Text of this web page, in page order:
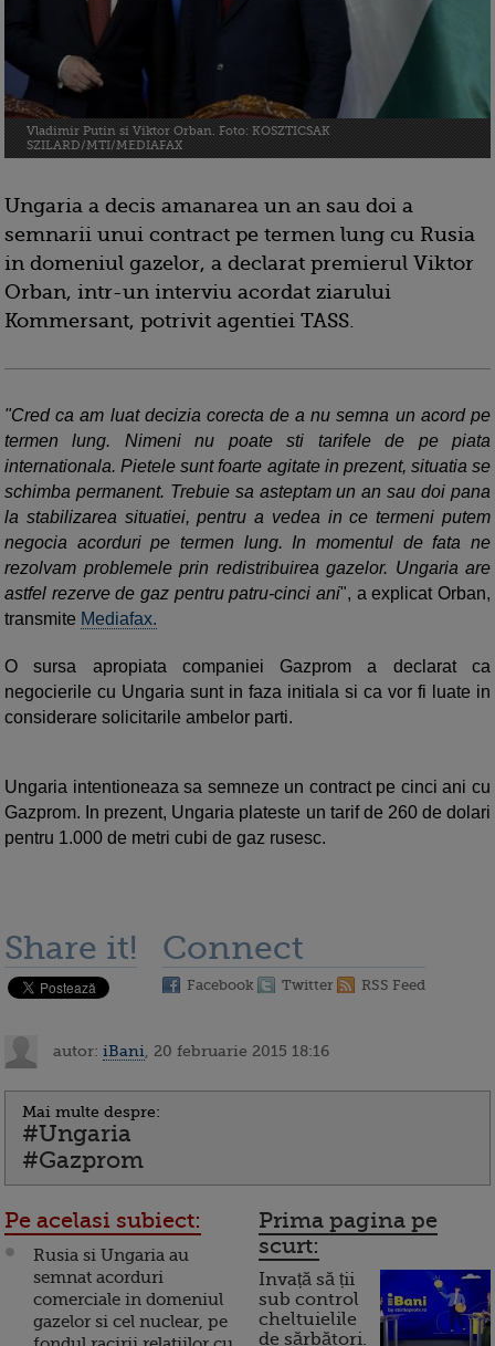
Vladimir Putin si Viktor Orban. Foto: KOSZTICSAK
SZILARD/MTI/MEDIAFAX
Ungaria a decis amanarea un an sau doi a
semnarii unui contract pe termen lung cu Rusia
in domeniul gazelor, a declarat premierul Viktor
Orban, intr-un interviu acordat ziarului
Kommersant, potrivit agentiei TASS.
"Cred ca am luat decizia corecta de a nu semna un acord pe
termen lung. Nimeni nu poate sti tarifele de pe piata
internationala. Pietele sunt foarte agitate in prezent, situatia se
schimba permanent. Trebuie sa asteptam un an sau doi pana
la stabilizarea situatiei, pentru a vedea in ce termeni putem
negocia acorduri pe termen lung. In momentul de fata ne
rezolvam problemele prin redistribuirea gazelor. Ungaria are
astfel rezerve de gaz pentru patru-cinci ani", a explicat Orban,
transmite Mediafax.
O sursa apropiata companiei Gazprom a declarat ca
negocierile cu Ungaria sunt in faza initiala si ca vor fi luate in
considerare solicitarile ambelor parti.
Ungaria intentioneaza sa semneze un contract pe cinci ani cu
Gazprom. In prezent, Ungaria plateste un tarif de 260 de dolari
pentru 1.000 de metri cubi de gaz rusesc.
Share it! Connect
Facebook Twitter RSS Feed
autor: iBani , 20 februarie 2015 18:16
Mai multe despre:
#Ungaria
#Gazprom
Pe acelasi subiect:
Rusia si Ungaria au
semnat acorduri
comerciale in domeniul
gazelor si cel nuclear, pe
Prima pagina pe
scurt:
Invață să ții
sub control
cheltuielile
de sărbători.